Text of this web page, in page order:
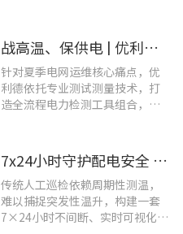
战高温、保供电 | 优利德全系列电力运维检测工具，助力夏季电网运维更高效
针对夏季电网运维核心痛点，优
利德依托专业测试测量技术，打
造全流程电力检测工具组合，覆
7x24小时守护配电安全 | 优利德在线式热成像方案在配电系统中的应用实践
传统人工巡检依赖周期性测温，
难以捕捉突发性温升，构建一套
7×24小时不间断、实时可视化的